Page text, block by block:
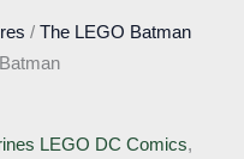
/ The LEGO Batman
LEGO DC Comics,